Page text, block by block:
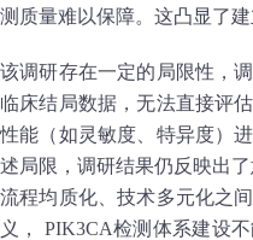
测质量难以保障。这凸显了
该调研存在一定的局限性，
临床结局数据，无法直接评
性能（如灵敏度、特异度）
述局限，调研结果仍反映出了
流程均质化、技术多元化之
义， PIK3CA检测体系建设